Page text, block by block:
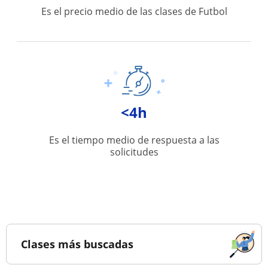
Es el precio medio de las clases de Futbol
<4h
Es el tiempo medio de respuesta a las
solicitudes
Clases más buscadas